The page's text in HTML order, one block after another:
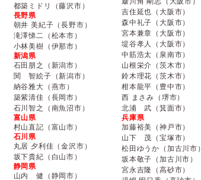
都築ミドリ（藤沢市）
長野県
朝井 美紀子（長野市）
滝澤悌二（松本市）
小林美樹（伊那市）
新潟県
石田朋之（新潟市）
関 智絵子（新潟市）
納谷雅大（燕市）
築紫清佳（長岡市）
石川智之（南魚沼市）
富山県
村山直記（富山市）
石川県
丸居 夕利佳（金沢市）
坂下貴紀（白山市）
静岡県
山内 健（静岡市）
吉住延也（大阪市）
森中礼子（大阪市）
宮本兼章（大阪市）
堤谷孝人（大阪市）
中筋浩太（泉南市）
山根栄介（茨木市）
鈴木理花（茨木市）
柑本龍平（豊中市）
西 まさみ（堺市）
北浦 武（箕面市）
兵庫県
加藤裕美（神戸市）
山下 茂（宝塚市）
松田ゆうか（加古川市）
坂本敬子（加古川市）
宮永吉隆（高砂市）